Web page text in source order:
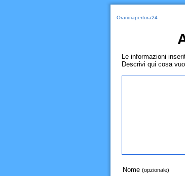
Oraridiapertura24
Le informazioni
Descrivi qui cosa
Nome (opzionale)